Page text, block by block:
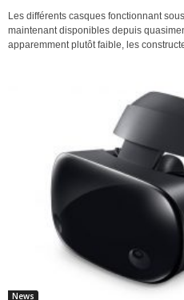
Les différents casques fonctionnant
maintenant disponibles depuis
apparemment plutôt faible, les
News